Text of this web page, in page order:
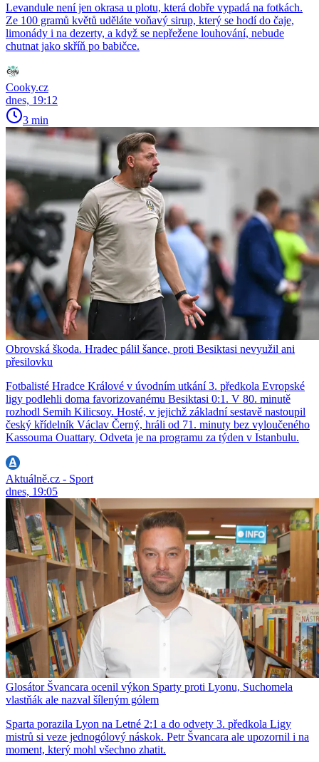
Levandule není jen okrasa u plotu, která dobře vypadá na fotkách.
Ze 100 gramů květů uděláte voňavý sirup, který se hodí do čaje,
limonády i na dezerty, a když se nepřežene louhování, nebude
chutnat jako skříň po babičce.
Cooky.cz
dnes, 19:12
3 min
Obrovská škoda. Hradec pálil šance, proti Besiktasi nevyužil ani
přesilovku
Fotbalisté Hradce Králové v úvodním utkání 3. předkola Evropské
ligy podlehli doma favorizovanému Besiktasi 0:1. V 80. minutě
rozhodl Semih Kilicsoy. Hosté, v jejichž základní sestavě nastoupil
český křídelník Václav Černý, hráli od 71. minuty bez vyloučeného
Kassouma Ouattary. Odveta je na programu za týden v Istanbulu.
Aktuálně.cz - Sport
dnes, 19:05
Glosátor Švancara ocenil výkon Sparty proti Lyonu, Suchomela
vlastňák ale nazval šíleným gólem
Sparta porazila Lyon na Letné 2:1 a do odvety 3. předkola Ligy
mistrů si veze jednogólový náskok. Petr Švancara ale upozornil i na
moment, který mohl všechno zhatit.